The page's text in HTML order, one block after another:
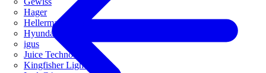
Hager
HellermannTyton
Hyundai Electric
igus
Juice Technology
Kingfisher Lighting